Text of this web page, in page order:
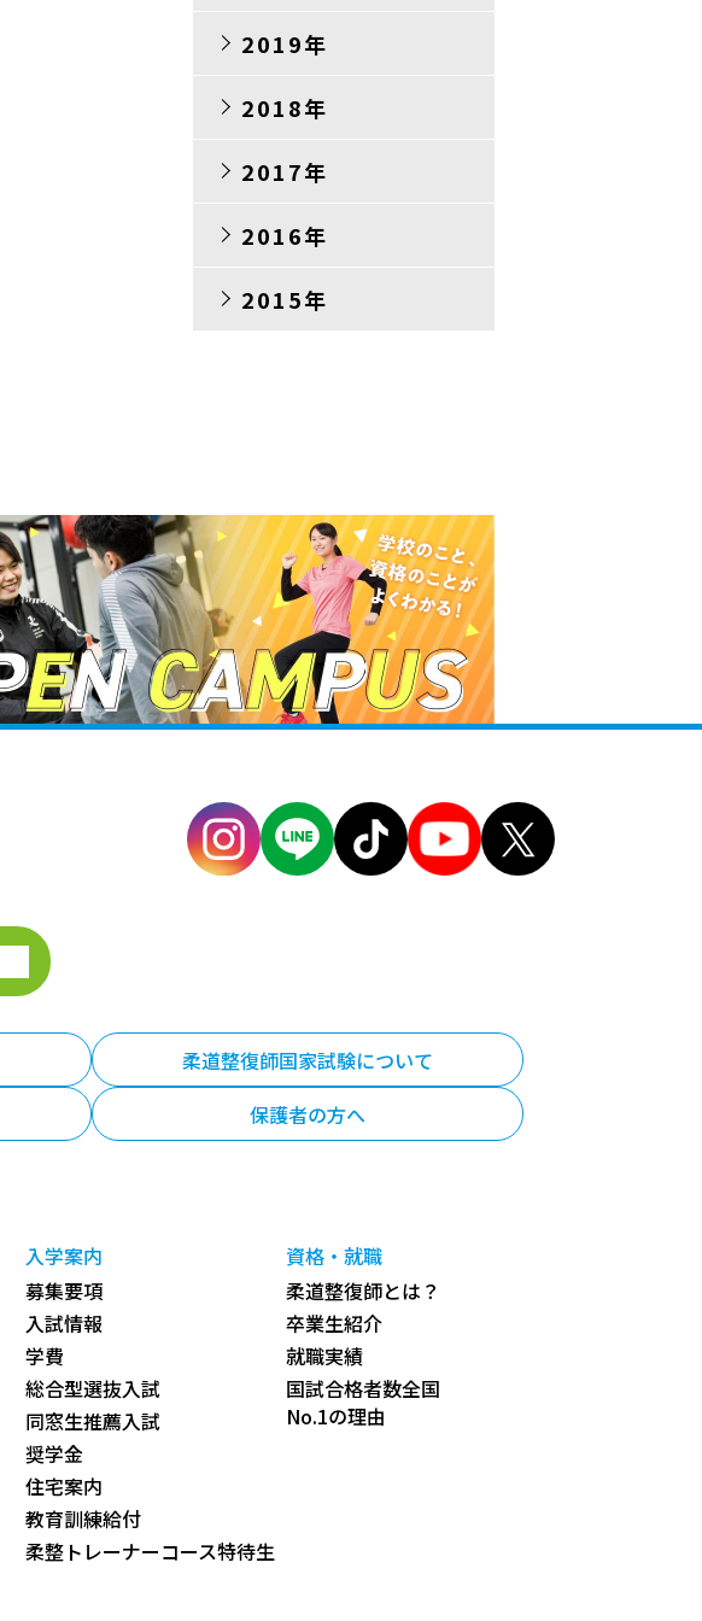
2019年
2018年
2017年
2016年
2015年
柔道整復師国家試験について
保護者の方へ
入学案内
募集要項
入試情報
学費
総合型選抜入試
同窓生推薦入試
奨学金
住宅案内
教育訓練給付
柔整トレーナーコース特待生
資格・就職
柔道整復師とは？
卒業生紹介
就職実績
国試合格者数全国
No.1の理由